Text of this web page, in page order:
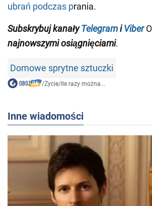
ubrań podczas prania.
Subskrybuj kanałyTelegramiViber
najnowszymi osiągnięciami.
Domowe sprytne sztuczki
/Życie/Ile razy można...
Inne wiadomości